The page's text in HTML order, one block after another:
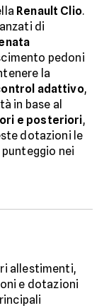
Renault Clio.
di
pedoni
la
adattivo,
in base al
e posteriori,
dotazioni le
nei
allestimenti,
e dotazioni